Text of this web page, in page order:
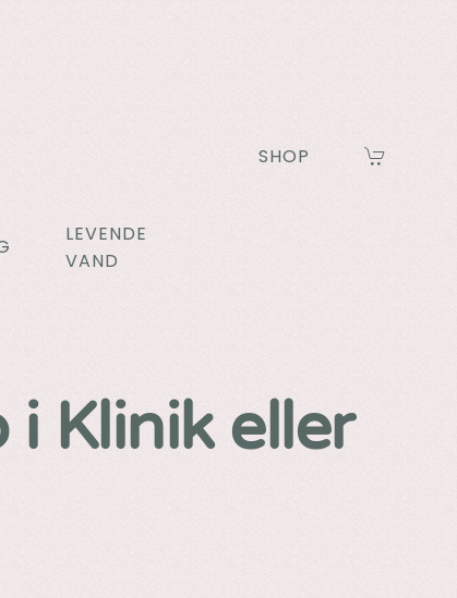
LEVENDE
VAND
SHOP
Klinik eller